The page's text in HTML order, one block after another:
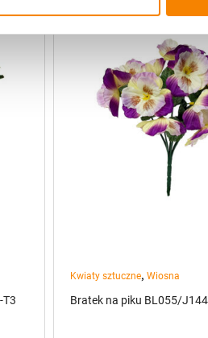
T3
Kwiaty sztuczne, Wiosna
Bratek na piku BL055/